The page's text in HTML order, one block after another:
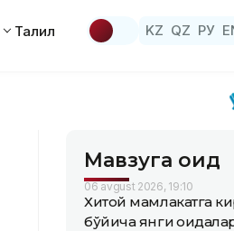
Таҳлил KZ QZ РУ
Мавзуга оид
06 avgust 2026, 19:10
Хитой мамлакатга
бўйича янги